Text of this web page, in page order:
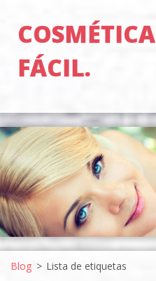
COSMÉTICA
FÁCIL.
Blog > Lista de etiquetas